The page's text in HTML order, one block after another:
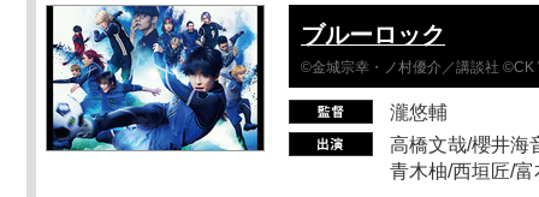
ブルーロック
©金城宗幸・ノ村優介／講談社 ©CK
瀧悠輔
高橋文哉/櫻井海
青木柚/西垣匠/